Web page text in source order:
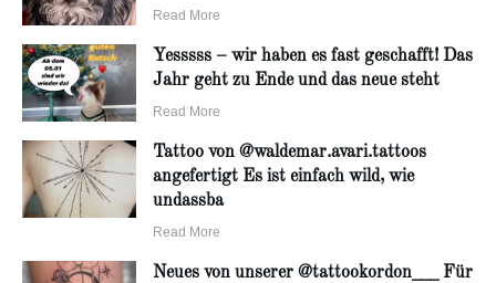
Read More
Yesssss – wir haben es fast geschafft! Das
Jahr geht zu Ende und das neue steht
Read More
Tattoo von @waldemar.avari.tattoos
angefertigt Es ist einfach wild, wie
undassba
Read More
Neues von unserer @tattookordon___ Für